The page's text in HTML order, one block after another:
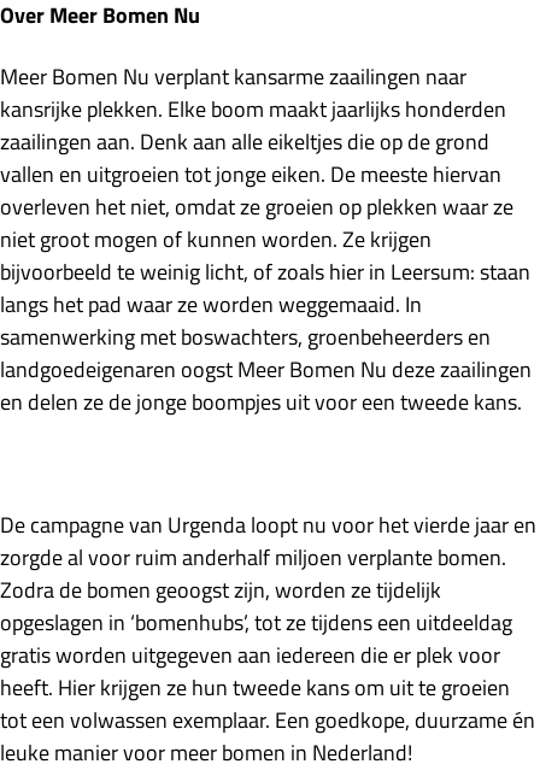
Over Meer Bomen Nu
Meer Bomen Nu verplant kansarme zaailingen naar
kansrijke plekken. Elke boom maakt jaarlijks honderden
zaailingen aan. Denk aan alle eikeltjes die op de grond
vallen en uitgroeien tot jonge eiken. De meeste hiervan
overleven het niet, omdat ze groeien op plekken waar ze
niet groot mogen of kunnen worden. Ze krijgen
bijvoorbeeld te weinig licht, of zoals hier in Leersum: staan
langs het pad waar ze worden weggemaaid. In
samenwerking met boswachters, groenbeheerders en
landgoedeigenaren oogst Meer Bomen Nu deze zaailingen
en delen ze de jonge boompjes uit voor een tweede kans.
De campagne van Urgenda loopt nu voor het vierde jaar en
zorgde al voor ruim anderhalf miljoen verplante bomen.
Zodra de bomen geoogst zijn, worden ze tijdelijk
opgeslagen in ‘bomenhubs’, tot ze tijdens een uitdeeldag
gratis worden uitgegeven aan iedereen die er plek voor
heeft. Hier krijgen ze hun tweede kans om uit te groeien
tot een volwassen exemplaar. Een goedkope, duurzame én
leuke manier voor meer bomen in Nederland!